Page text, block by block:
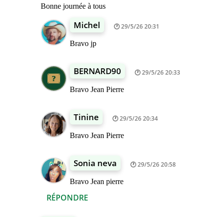
Bonne journée à tous
RÉPONDRE
Michel 29/5/26 20:31
Bravo jp
BERNARD90 29/5/26 20:33
Bravo Jean Pierre
Tinine 29/5/26 20:34
Bravo Jean Pierre
Sonia neva 29/5/26 20:58
Bravo Jean pierre